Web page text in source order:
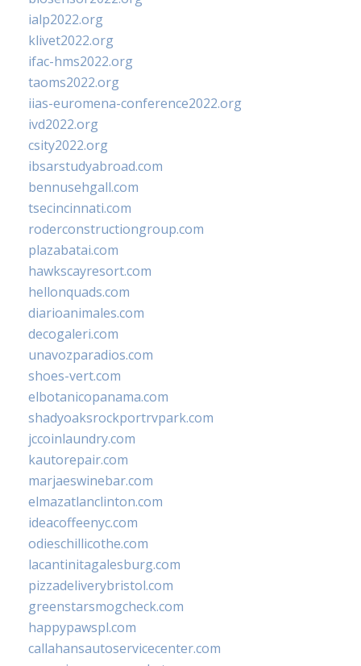
ialp2022.org
klivet2022.org
ifac-hms2022.org
taoms2022.org
iias-euromena-conference2022.org
ivd2022.org
csity2022.org
ibsarstudyabroad.com
bennusehgall.com
tsecincinnati.com
roderconstructiongroup.com
plazabatai.com
hawkscayresort.com
hellonquads.com
diarioanimales.com
decogaleri.com
unavozparadios.com
shoes-vert.com
elbotanicopanama.com
shadyoaksrockportrvpark.com
jccoinlaundry.com
kautorepair.com
marjaeswinebar.com
elmazatlanclinton.com
ideacoffeenyc.com
odieschillicothe.com
lacantinitagalesburg.com
pizzadeliverybristol.com
greenstarsmogcheck.com
happypawspl.com
callahansautoservicecenter.com